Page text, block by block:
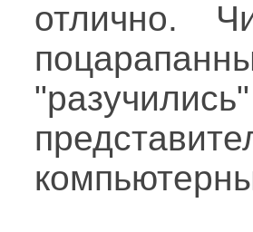
отлично.